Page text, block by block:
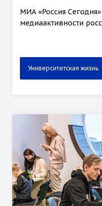
МИА «Россия
медиаактивности
Университетская жизнь